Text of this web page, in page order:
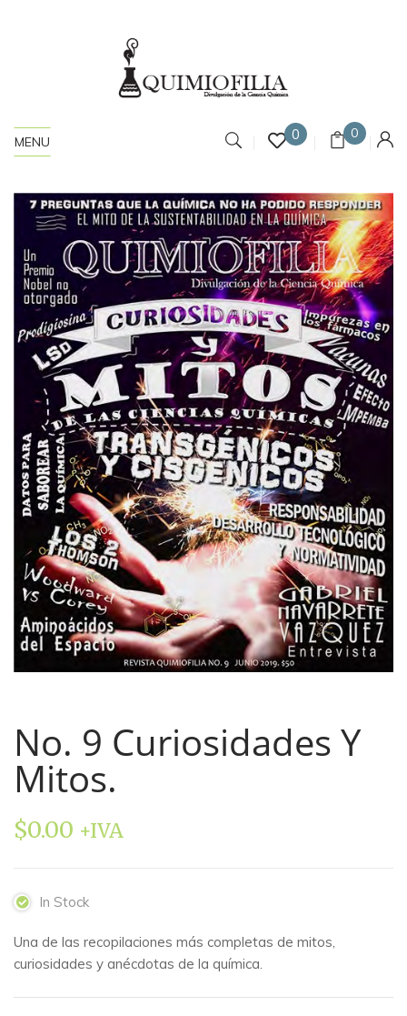
MENU 0 0
No. 9 Curiosidades Y
Mitos.
$0.00 +IVA
In Stock
Una de las recopilaciones más completas de mitos,
curiosidades y anécdotas de la química.